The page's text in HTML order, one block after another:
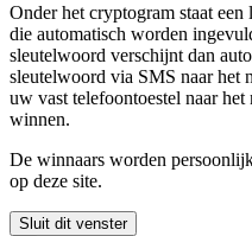
Onder het cryptogram staat
die automatisch worden
sleutelwoord verschijnt dan
sleutelwoord via SMS naar het
uw vast telefoontoestel naar het
winnen.
De winnaars worden
op deze site.
Sluit dit venster